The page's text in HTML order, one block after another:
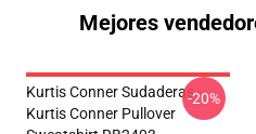
Mejores
Kurtis Conner Sudaderas -
Kurtis Conner Pullover
-20%